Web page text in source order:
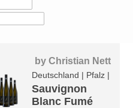
byChristian Nett
Deutschland | Pfalz |
Sauvignon
Blanc Fumé